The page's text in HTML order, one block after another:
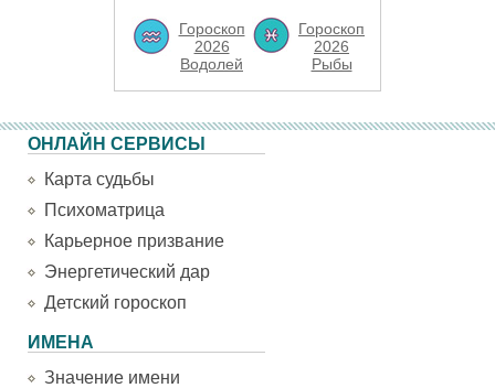
Гороскоп
2026
Водолей
Гороскоп
2026
Рыбы
ОНЛАЙН СЕРВИСЫ
Карта судьбы
Психоматрица
Карьерное призвание
Энергетический дар
Детский гороскоп
ИМЕНА
Значение имени